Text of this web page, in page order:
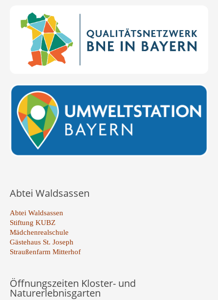
Abtei Waldsassen
Abtei Waldsassen
Stiftung KUBZ
Mädchenrealschule
Gästehaus St. Joseph
Straußenfarm Mitterhof
Öffnungszeiten Kloster- und
Naturerlebnisgarten